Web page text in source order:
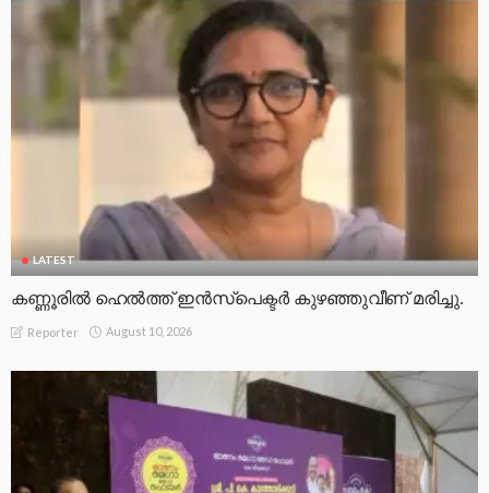
LATEST
കണ്ണൂരില്‍ ഹെല്‍ത്ത് ഇന്‍സ്‌പെക്ടര്‍ കുഴഞ്ഞുവീണ് മരിച്ചു.
Reporter August 10, 2026